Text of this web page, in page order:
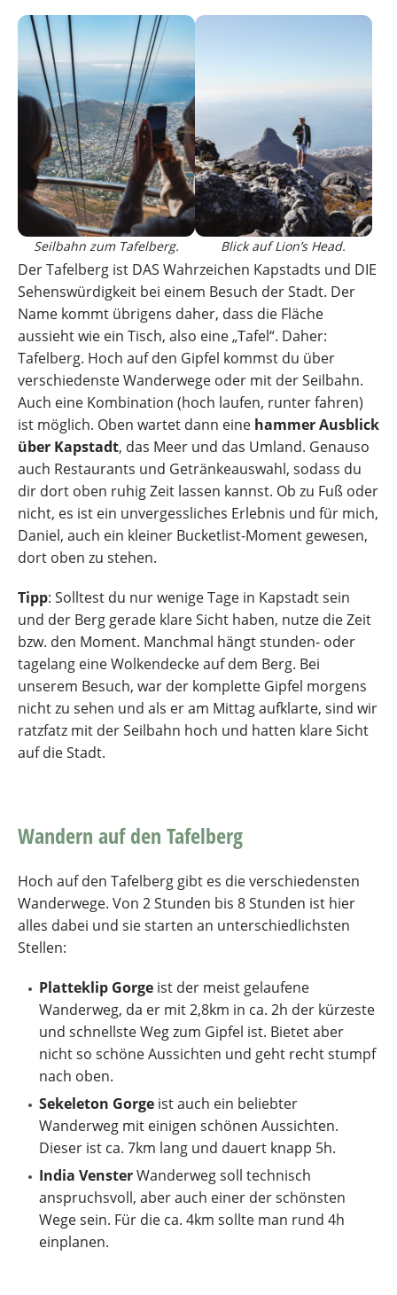
Seilbahn zum Tafelberg. Blick auf Lion’s Head.
Der Tafelberg ist DAS Wahrzeichen Kapstadts und DIE
Sehenswürdigkeit bei einem Besuch der Stadt. Der
Name kommt übrigens daher, dass die Fläche
aussieht wie ein Tisch, also eine „Tafel“. Daher:
Tafelberg. Hoch auf den Gipfel kommst du über
verschiedenste Wanderwege oder mit der Seilbahn.
Auch eine Kombination (hoch laufen, runter fahren)
ist möglich. Oben wartet dann eine hammer Ausblick
über Kapstadt, das Meer und das Umland. Genauso
auch Restaurants und Getränkeauswahl, sodass du
dir dort oben ruhig Zeit lassen kannst. Ob zu Fuß oder
nicht, es ist ein unvergessliches Erlebnis und für mich,
Daniel, auch ein kleiner Bucketlist-Moment gewesen,
dort oben zu stehen.
Tipp: Solltest du nur wenige Tage in Kapstadt sein
und der Berg gerade klare Sicht haben, nutze die Zeit
bzw. den Moment. Manchmal hängt stunden- oder
tagelang eine Wolkendecke auf dem Berg. Bei
unserem Besuch, war der komplette Gipfel morgens
nicht zu sehen und als er am Mittag aufklarte, sind wir
ratzfatz mit der Seilbahn hoch und hatten klare Sicht
auf die Stadt.
Wandern auf den Tafelberg
Hoch auf den Tafelberg gibt es die verschiedensten
Wanderwege. Von 2 Stunden bis 8 Stunden ist hier
alles dabei und sie starten an unterschiedlichsten
Stellen:
Platteklip Gorge ist der meist gelaufene
Wanderweg, da er mit 2,8km in ca. 2h der kürzeste
und schnellste Weg zum Gipfel ist. Bietet aber
nicht so schöne Aussichten und geht recht stumpf
nach oben.
Sekeleton Gorge ist auch ein beliebter
Wanderweg mit einigen schönen Aussichten.
Dieser ist ca. 7km lang und dauert knapp 5h.
India VensterWanderweg soll technisch
anspruchsvoll, aber auch einer der schönsten
Wege sein. Für die ca. 4km sollte man rund 4h
einplanen.